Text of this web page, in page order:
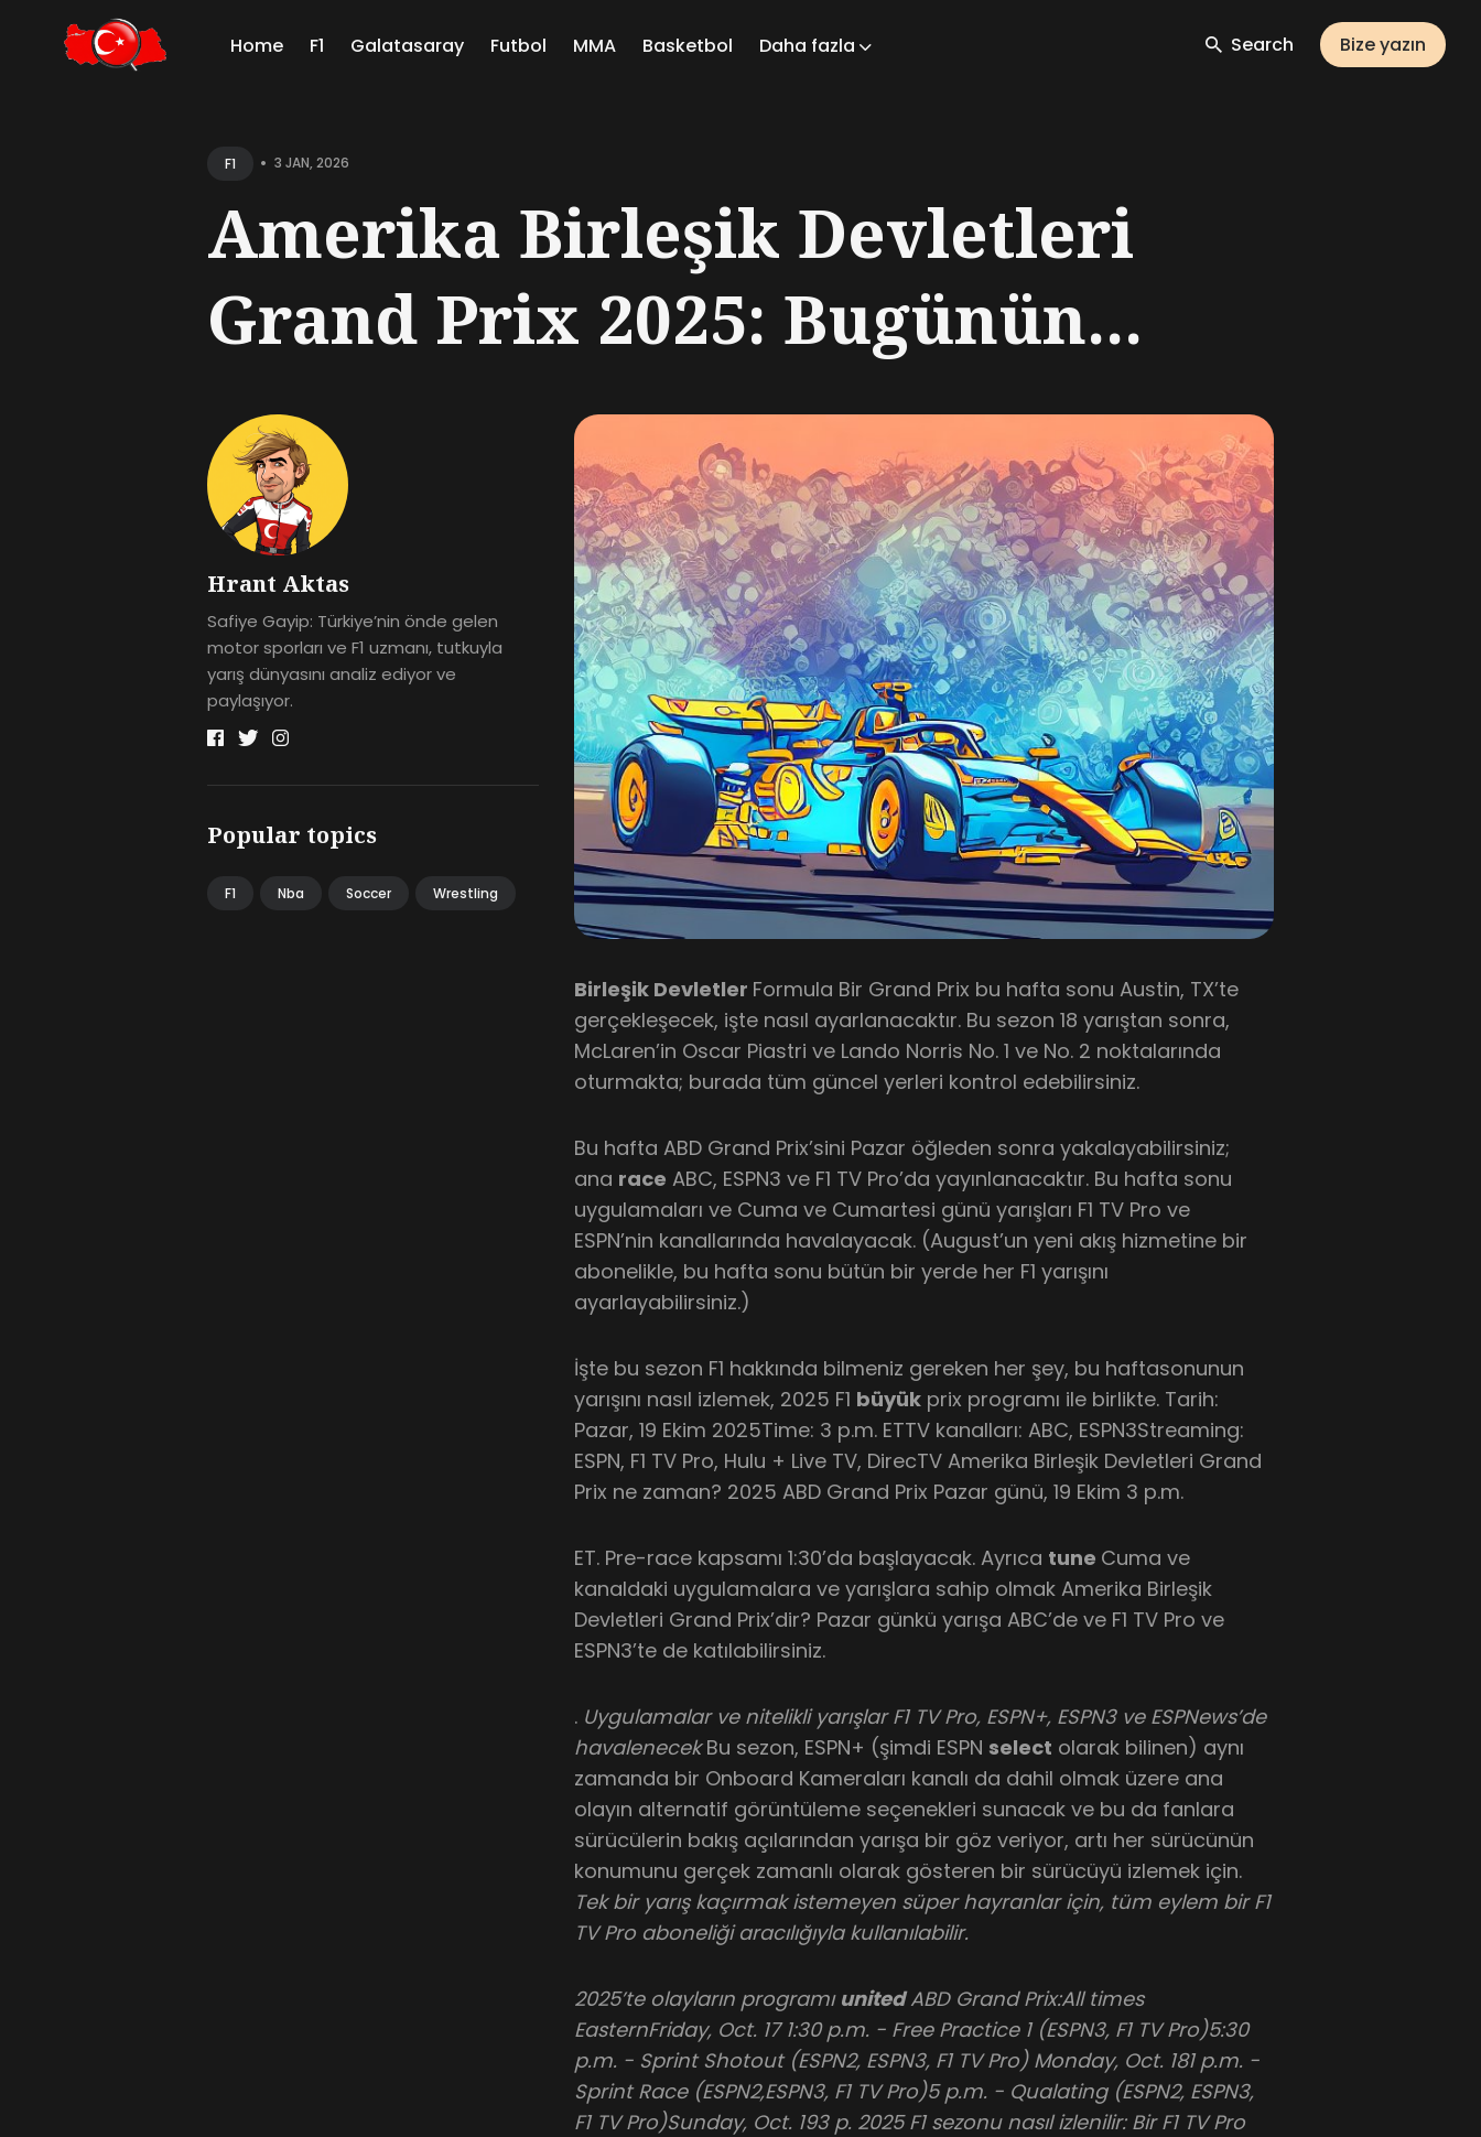
Home F1 Galatasaray Futbol MMA Basketbol Daha fazla Search Bize yazın
F1 • 3 JAN, 2026
Amerika Birleşik Devletleri
Grand Prix 2025: Bugünün...
Hrant Aktas
Safiye Gayip: Türkiye’nin önde gelen
motor sporları ve F1 uzmanı, tutkuyla
yarış dünyasını analiz ediyor ve
paylaşıyor.
Popular topics
F1 Nba Soccer Wrestling
Birleşik Devletler Formula Bir Grand Prix bu hafta sonu Austin, TX’te
gerçekleşecek, işte nasıl ayarlanacaktır. Bu sezon 18 yarıştan sonra,
McLaren’in Oscar Piastri ve Lando Norris No. 1 ve No. 2 noktalarında
oturmakta; burada tüm güncel yerleri kontrol edebilirsiniz.
Bu hafta ABD Grand Prix’sini Pazar öğleden sonra yakalayabilirsiniz;
ana race ABC, ESPN3 ve F1 TV Pro’da yayınlanacaktır. Bu hafta sonu
uygulamaları ve Cuma ve Cumartesi günü yarışları F1 TV Pro ve
ESPN’nin kanallarında havalayacak. (August’un yeni akış hizmetine bir
abonelikle, bu hafta sonu bütün bir yerde her F1 yarışını
ayarlayabilirsiniz.)
İşte bu sezon F1 hakkında bilmeniz gereken her şey, bu haftasonunun
yarışını nasıl izlemek, 2025 F1 büyük prix programı ile birlikte. Tarih:
Pazar, 19 Ekim 2025Time: 3 p.m. ETTV kanalları: ABC, ESPN3Streaming:
ESPN, F1 TV Pro, Hulu + Live TV, DirecTV Amerika Birleşik Devletleri Grand
Prix ne zaman? 2025 ABD Grand Prix Pazar günü, 19 Ekim 3 p.m.
ET. Pre-race kapsamı 1:30’da başlayacak. Ayrıca tune Cuma ve
kanaldaki uygulamalara ve yarışlara sahip olmak Amerika Birleşik
Devletleri Grand Prix’dir? Pazar günkü yarışa ABC’de ve F1 TV Pro ve
ESPN3’te de katılabilirsiniz.
. Uygulamalar ve nitelikli yarışlar F1 TV Pro, ESPN+, ESPN3 ve ESPNews’de
havalenecekBu sezon, ESPN+ (şimdi ESPN select olarak bilinen) aynı
zamanda bir Onboard Kameraları kanalı da dahil olmak üzere ana
olayın alternatif görüntüleme seçenekleri sunacak ve bu da fanlara
sürücülerin bakış açılarından yarışa bir göz veriyor, artı her sürücünün
konumunu gerçek zamanlı olarak gösteren bir sürücüyü izlemek için.
Tek bir yarış kaçırmak istemeyen süper hayranlar için, tüm eylem bir F1
TV Pro aboneliği aracılığıyla kullanılabilir.
2025’te olayların programı unitedABD Grand Prix:All times
EasternFriday, Oct. 17 1:30 p.m. - Free Practice 1 (ESPN3, F1 TV Pro)5:30
p.m. - Sprint Shotout (ESPN2, ESPN3, F1 TV Pro) Monday, Oct. 181 p.m. -
Sprint Race (ESPN2,ESPN3, F1 TV Pro)5 p.m. - Qualating (ESPN2, ESPN3,
F1 TV Pro)Sunday, Oct. 193 p. 2025 F1 sezonu nasıl izlenilir: Bir F1 TV Pro